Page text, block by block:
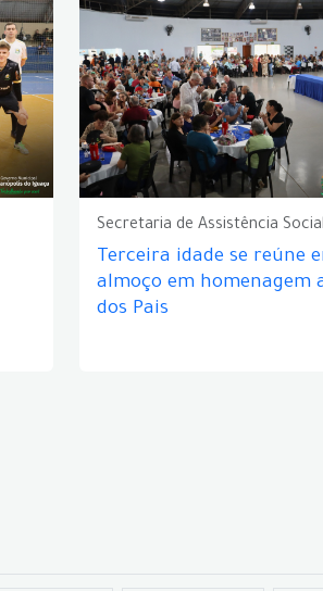
Secretaria de Assistência Social
Terceira idade se reúne
almoço em homenagem
dos Pais